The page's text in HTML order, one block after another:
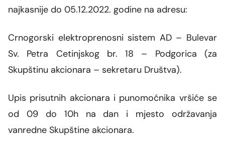
najkasnije do 05.12.2022. godine na adresu:
Crnogorski elektroprenosni sistem AD – Bulevar
Sv. Petra Cetinjskog br. 18 – Podgorica (za
Skupštinu akcionara – sekretaru Društva).
Upis prisutnih akcionara i punomoćnika vršiće se
od 09 do 10h na dan i mjesto održavanja
vanredne Skupštine akcionara.